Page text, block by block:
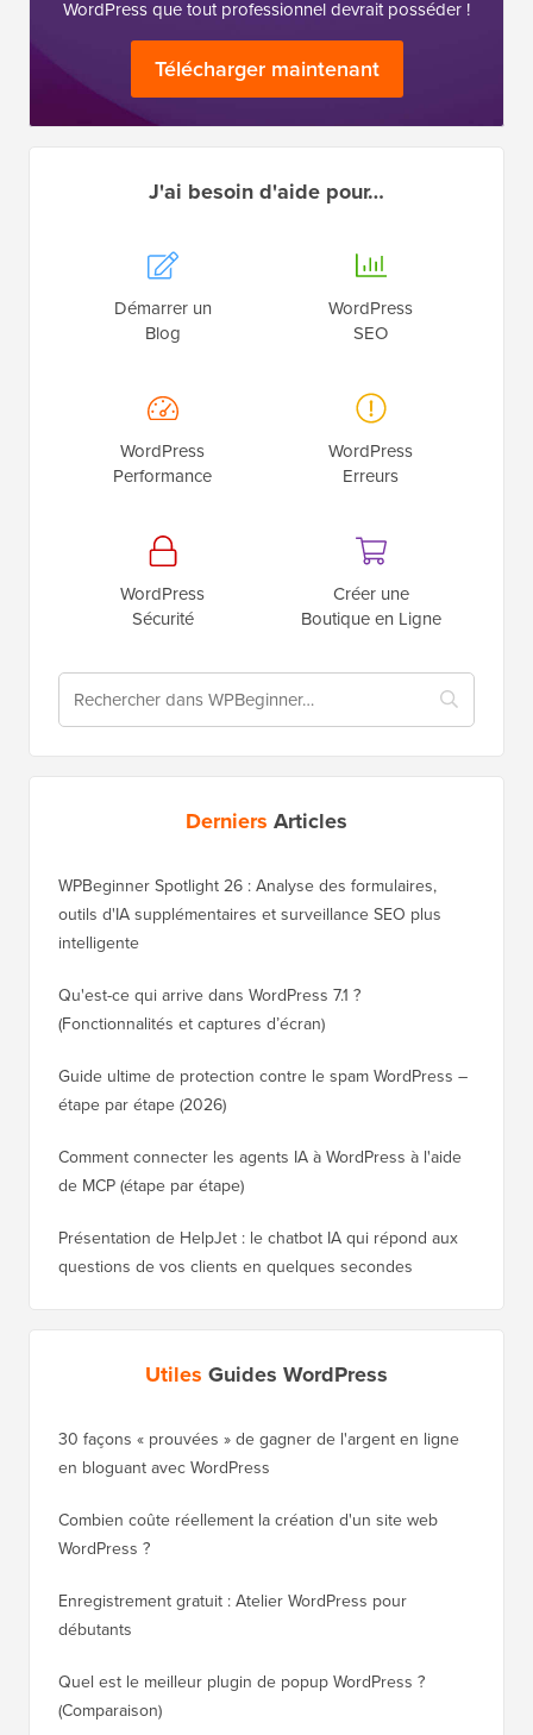
WordPress que tout professionnel devrait posséder !
Télécharger maintenant
J'ai besoin d'aide pour…
Démarrer un
Blog
WordPress
SEO
WordPress
Performance
WordPress
Erreurs
WordPress
Sécurité
Créer une
Boutique en Ligne
Derniers Articles
WPBeginner Spotlight 26 : Analyse des formulaires,
outils d'IA supplémentaires et surveillance SEO plus
intelligente
Qu'est-ce qui arrive dans WordPress 7.1 ?
(Fonctionnalités et captures d’écran)
Guide ultime de protection contre le spam WordPress –
étape par étape (2026)
Comment connecter les agents IA à WordPress à l'aide
de MCP (étape par étape)
Présentation de HelpJet : le chatbot IA qui répond aux
questions de vos clients en quelques secondes
Utiles Guides WordPress
30 façons « prouvées » de gagner de l'argent en ligne
en bloguant avec WordPress
Combien coûte réellement la création d'un site web
WordPress ?
Enregistrement gratuit : Atelier WordPress pour
débutants
Quel est le meilleur plugin de popup WordPress ?
(Comparaison)